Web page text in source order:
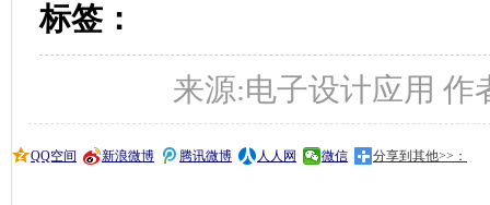
标签：
来源:电子设计应用 作
QQ空间 新浪微博 腾讯微博 人人网 微信 分享到其他>>：